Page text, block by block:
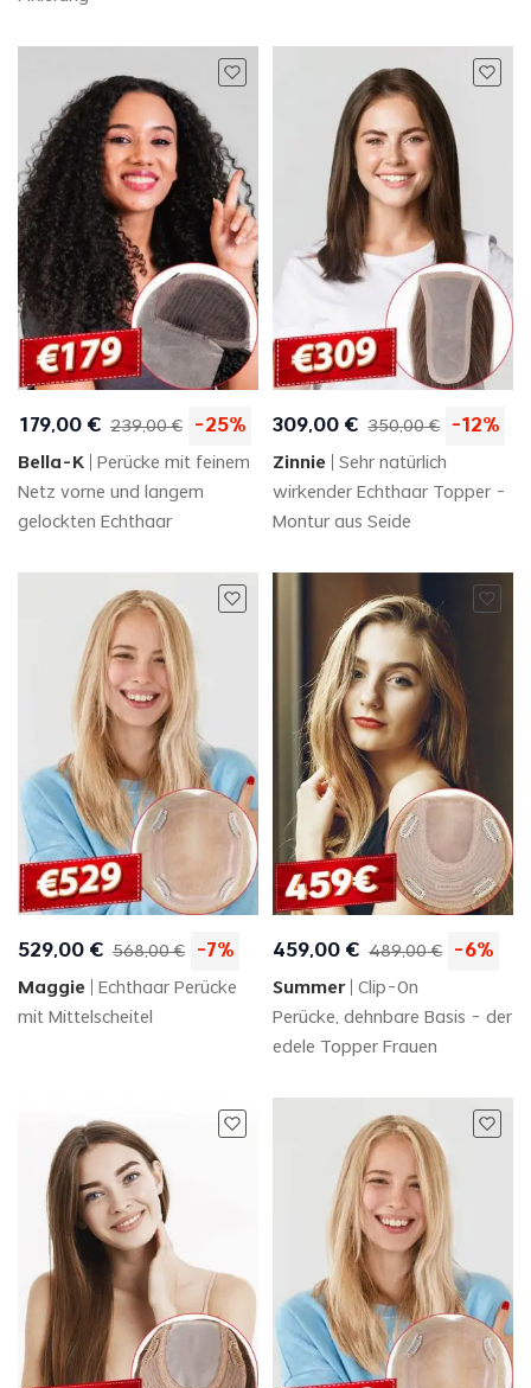
179,00 € 239,00 € -25%
Bella-K
Perücke mit feinem
Netz vorne und langem
gelockten Echthaar
309,00 € 350,00 € -12%
Zinnie
Sehr natürlich
wirkender Echthaar Topper -
Montur aus Seide
529,00 € 568,00 € -7%
Maggie
Echthaar Perücke
mit Mittelscheitel
459,00 € 489,00 € -6%
Summer
Clip-On
Perücke, dehnbare Basis - der
edele Topper Frauen